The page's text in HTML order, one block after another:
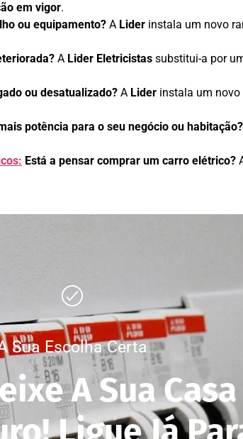
em vigor.
ou equipamento? A Lider instala um novo
A Lider Eletricistas substitui-a por
ou desatualizado? A Lider instala um
potência para o seu negócio ou habitação?
Está a pensar comprar um carro elétrico?
Sua Escolha Certa
A Sua Casa